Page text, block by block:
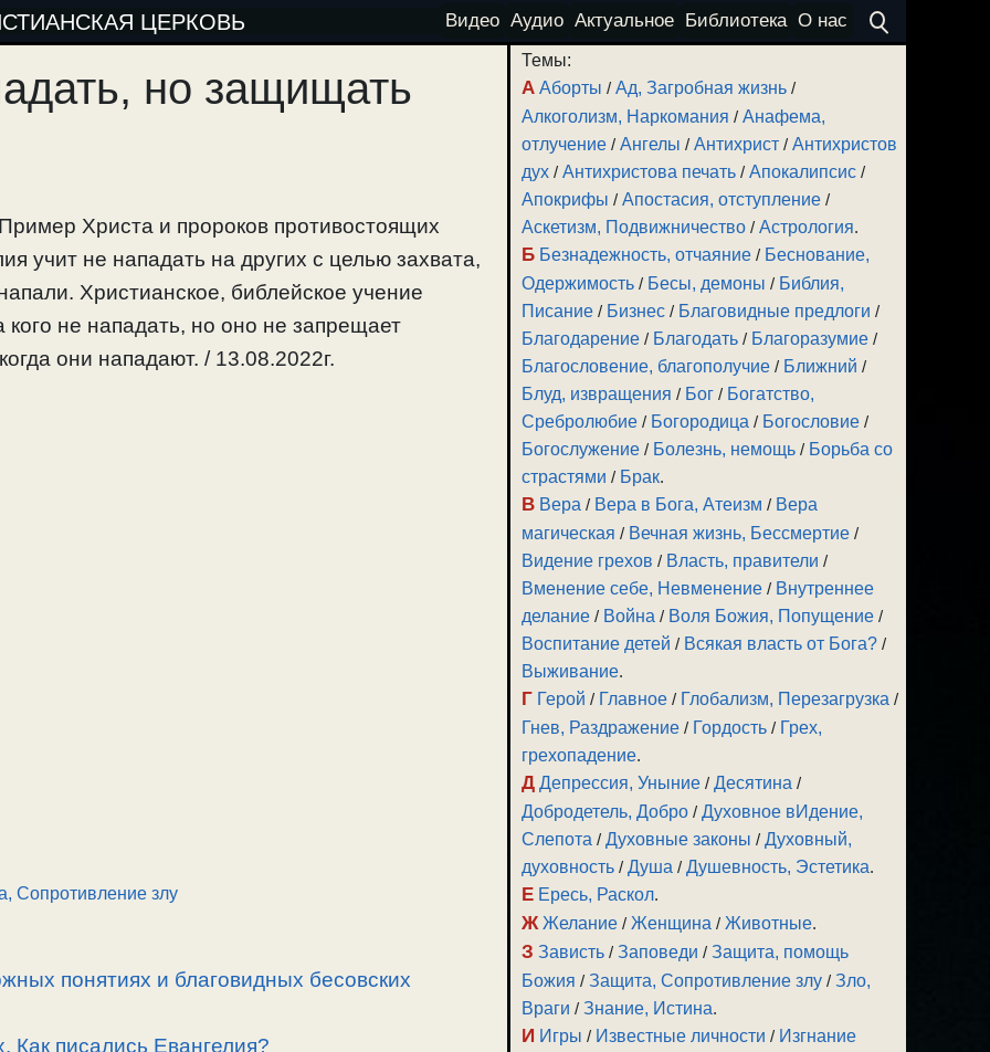
ЦЕРКОВЬ Видео Аудио Актуальное Библиотека О нас
но защищать
Христа и пророков противостоящих
учит не нападать на других с целью захвата,
Христианское, библейское учение
не нападать, но оно не запрещает
они нападают. / 13.08.2022г.
Сопротивление злу
понятиях и благовидных бесовских
Как писались Евангелия?
Темы:
А Аборты /Ад, Загробная жизнь /
Алкоголизм, Наркомания /Анафема,
отлучение /Ангелы /Антихрист /Антихристов
дух /Антихристова печать /Апокалипсис /
Апокрифы /Апостасия, отступление /
Аскетизм, Подвижничество /Астрология.
Б Безнадежность, отчаяние / Беснование,
Одержимость / Бесы, демоны / Библия,
Писание / Бизнес / Благовидные предлоги /
Благодарение / Благодать / Благоразумие /
Благословение, благополучие / Ближний /
Блуд, извращения / Бог / Богатство,
Сребролюбие / Богородица / Богословие /
Богослужение / Болезнь, немощь / Борьба со
страстями / Брак.
В Вера / Вера в Бога, Атеизм / Вера
магическая / Вечная жизнь, Бессмертие /
Видение грехов / Власть, правители /
Вменение себе, Невменение / Внутреннее
делание / Война / Воля Божия, Попущение /
Воспитание детей / Всякая власть от Бога? /
Выживание.
Г Герой / Главное / Глобализм, Перезагрузка /
Гнев, Раздражение / Гордость / Грех,
грехопадение.
Д Депрессия, Уныние /Десятина /
Добродетель, Добро /Духовное вИдение,
Слепота /Духовные законы /Духовный,
духовность /Душа /Душевность, Эстетика.
Е Ересь, Раскол.
Ж Желание /Женщина /Животные.
З Зависть /Заповеди /Защита, помощь
Божия /Защита, Сопротивление злу /Зло,
Враги /Знание, Истина.
И Игры / Известные личности / Изгнание